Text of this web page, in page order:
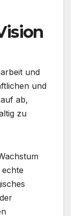
und
und
ab,
zu